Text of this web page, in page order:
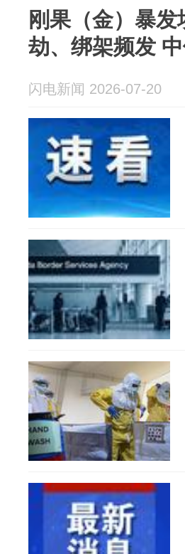
刚果（金）暴
劫、绑架频发
闪电新闻 2026-07-20